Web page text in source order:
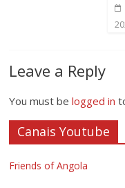
Leave a Reply
You must belogged in
Canais Youtube
Friends of Angola